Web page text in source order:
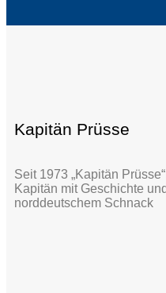
Kapitän Prüsse
Seit 1973 „Kapitän
Kapitän mit Geschichte und
norddeutschem Schnack